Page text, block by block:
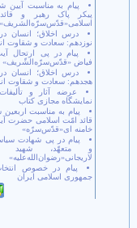
پیام به مناسبت آیین
پیکر پاک رهبر و
اسلامی«قدّس‌سرّه‌الشریف»
درس اخلاق؛ انسان
نوزدهم: سعادت و شقاوت
پیام در پی ارتحال
فیاض «قدّس‌سرّه‌الشّریف»
درس اخلاق؛ انسان
هجدهم: سعادت و شقاوت
عرضه آثار و
نمایشگاه مجازی کتاب
پیام به مناسبت
قائد امّت اسلامی حضرت
خامنه ای«قدّس‌سرّه»
پیام در پی شهادت
و متعهّد، شهید
لاریجانی«رضوان‌الله‌علیه»
پیام در خصوص
جمهوری اسلامی ایران